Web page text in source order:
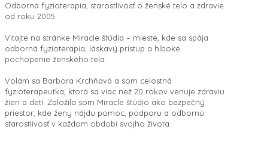
Odborná fyzioterapia, starostlivosť o ženské telo a zdravie
od roku 2005.
Vitajte na stránke Miracle štúdia – mieste, kde sa spája
odborná fyzioterapia, láskavý prístup a hlboké
pochopenie ženského tela.
Volám sa Barbora Krchňavá a som celostná
fyzioterapeutka, ktorá sa viac než 20 rokov venuje zdraviu
žien a detí. Založila som Miracle štúdio ako bezpečný
priestor, kde ženy nájdu pomoc, podporu a odbornú
starostlivosť v každom období svojho života.​